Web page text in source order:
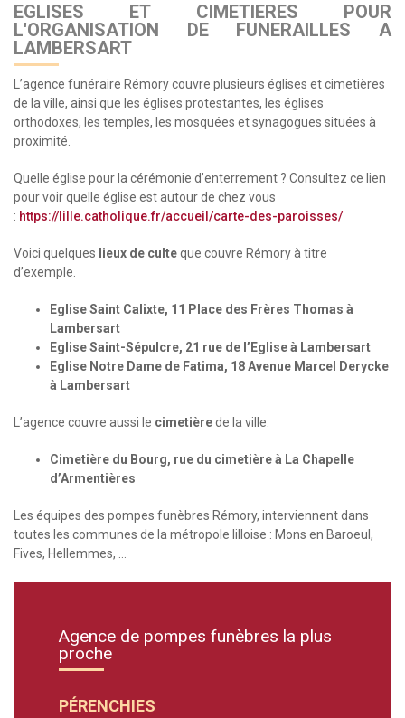
EGLISES ET CIMETIERES POUR
L'ORGANISATION DE FUNERAILLES A
LAMBERSART
L’agence funéraire Rémory couvre plusieurs églises et cimetières
de la ville, ainsi que les églises protestantes, les églises
orthodoxes, les temples, les mosquées et synagogues situées à
proximité.
Quelle église pour la cérémonie d’enterrement ? Consultez ce lien
pour voir quelle église est autour de chez vous
: https://lille.catholique.fr/accueil/carte-des-paroisses/
Voici quelques lieux de culteque couvre Rémory à titre
d’exemple.
Eglise Saint Calixte, 11 Place des Frères Thomas à
Lambersart
Eglise Saint-Sépulcre, 21 rue de l’Eglise à Lambersart
Eglise Notre Dame de Fatima, 18 Avenue Marcel Derycke
à Lambersart
L’agence couvre aussi le cimetièrede la ville.
Cimetière du Bourg, rue du cimetière à La Chapelle
d’Armentières
Les équipes des pompes funèbres Rémory, interviennent dans
toutes les communes de la métropole lilloise : Mons en Baroeul,
Fives, Hellemmes, …
Agence de pompes funèbres la plus
proche
PÉRENCHIES